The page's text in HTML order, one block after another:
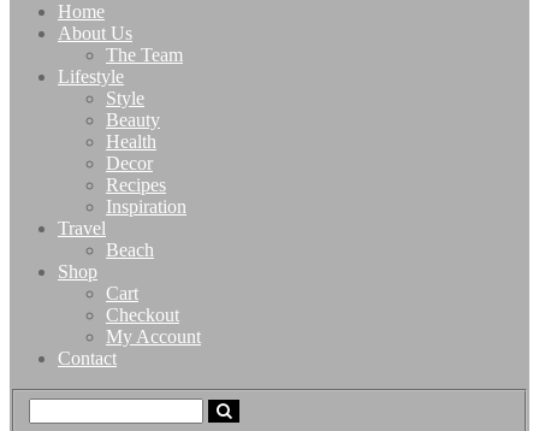
Home
About Us
The Team
Lifestyle
Style
Beauty
Health
Decor
Recipes
Inspiration
Travel
Beach
Shop
Cart
Checkout
My Account
Contact